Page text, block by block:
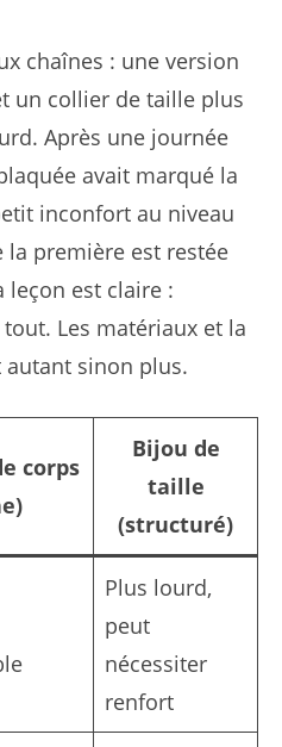
chaînes : une version
un collier de taille plus
Après une journée
avait marqué la
inconfort au niveau
la première est restée
leçon est claire :
Les matériaux et la
sinon plus.
corps
Bijou de
taille
(structuré)
Plus lourd,
peut
nécessiter
renfort